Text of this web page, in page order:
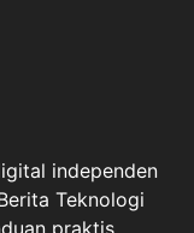
independen
Teknologi
praktis